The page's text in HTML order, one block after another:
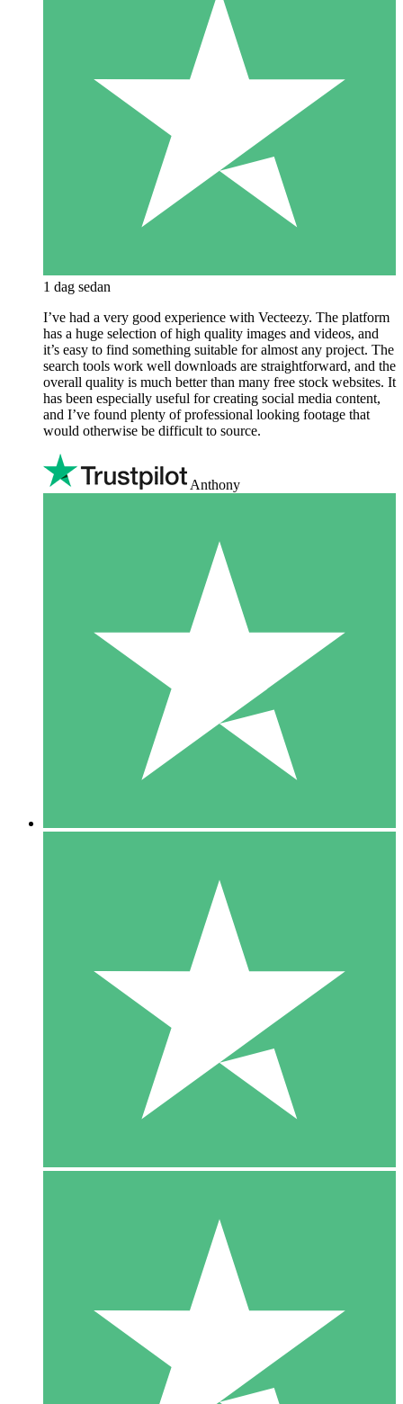
1 dag sedan
I’ve had a very good experience with Vecteezy. The platform
has a huge selection of high quality images and videos, and
it’s easy to find something suitable for almost any project. The
search tools work well downloads are straightforward, and the
overall quality is much better than many free stock websites. It
has been especially useful for creating social media content,
and I’ve found plenty of professional looking footage that
would otherwise be difficult to source.
Anthony